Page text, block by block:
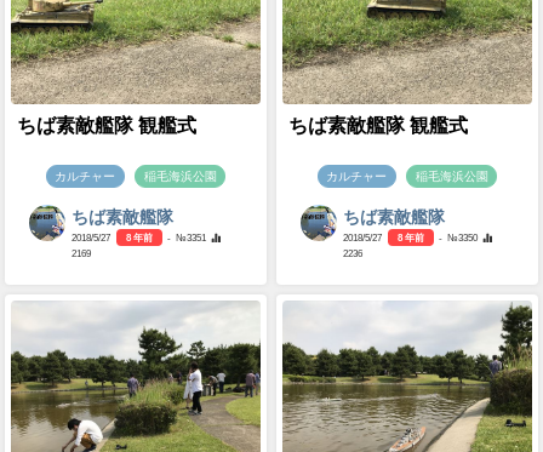
ちば素敵艦隊 観艦式
カルチャー 稲毛海浜公園
ちば素敵艦隊
2018/5/27 8 年前
- №3351
2169
ちば素敵艦隊 観艦式
カルチャー 稲毛海浜公園
ちば素敵艦隊
2018/5/27 8 年前
- №3350
2236